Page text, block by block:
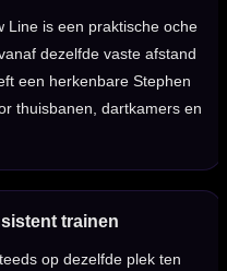
Line is een praktische oche
dezelfde vaste afstand
een herkenbare Stephen
thuisbanen, dartkamers en
trainen
op dezelfde plek ten